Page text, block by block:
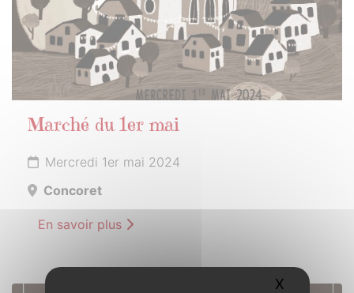
Marché du 1er mai
Mercredi 1er mai 2024
Concoret
En savoir plus
X Masquer